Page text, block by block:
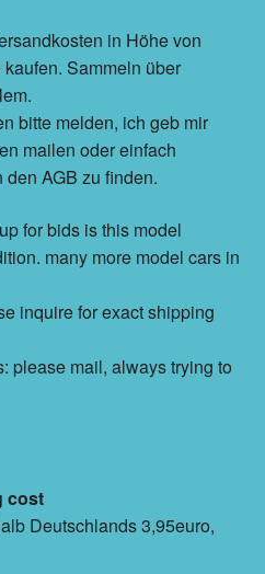
in Höhe von
Sammeln über
bitte melden, ich geb mir
mailen oder einfach
AGB zu finden.
for bids is this model
many more model cars in
inquire for exact shipping
please mail, always trying to
cost
Deutschlands 3,95euro,